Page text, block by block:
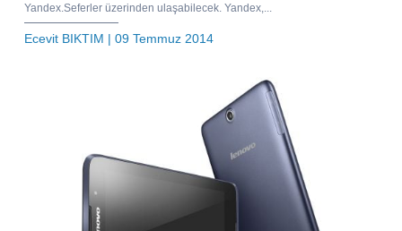
Yandex.Seferler üzerinden ulaşabilecek. Yandex,...
Ecevit BIKTIM | 09 Temmuz 2014